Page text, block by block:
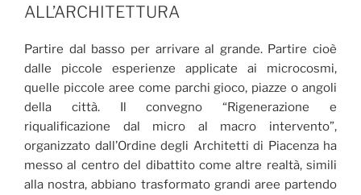
ALL’ARCHITETTURA
Partire dal basso per arrivare al grande. Partire cioè
dalle piccole esperienze applicate ai microcosmi,
quelle piccole aree come parchi gioco, piazze o angoli
della città. Il convegno “Rigenerazione e
riqualificazione dal micro al macro intervento”,
organizzato dall’Ordine degli Architetti di Piacenza ha
messo al centro del dibattito come altre realtà, simili
alla nostra, abbiano trasformato grandi aree partendo